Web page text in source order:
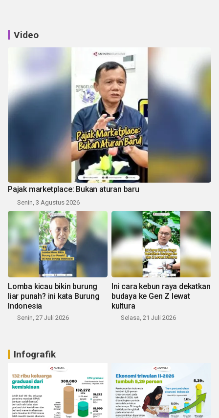
Video
Pajak marketplace: Bukan aturan baru
Senin, 3 Agustus 2026
Lomba kicau bikin burung
liar punah? ini kata Burung
Indonesia
Senin, 27 Juli 2026
Ini cara kebun raya dekatkan
budaya ke Gen Z lewat
kultura
Selasa, 21 Juli 2026
Infografik